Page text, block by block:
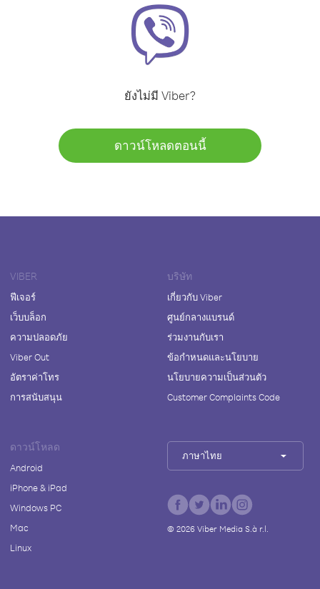
ยังไม่มี Viber?
ดาวน์โหลดตอนนี้
VIBER
ฟีเจอร์
เว็บบล็อก
ความปลอดภัย
Viber Out
อัตราค่าโทร
การสนับสนุน
บริษัท
เกี่ยวกับ Viber
ศูนย์กลางแบรนด์
ร่วมงานกับเรา
ข้อกำหนดและนโยบาย
นโยบายความเป็นส่วนตัว
Customer Complaints Code
ดาวน์โหลด
Android
iPhone & iPad
Windows PC
Mac
Linux
ภาษาไทย
© 2026Viber Media S.à r.l.